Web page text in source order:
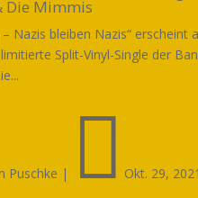
Die Mimmis
Nazis bleiben Nazis“ erscheint
Split-Vinyl-Single der
Puschke |  Okt. 29, 2021